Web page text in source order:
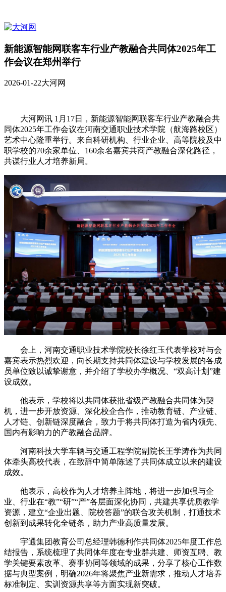
新能源智能网联客车行业产教融合共同体2025年工
作会议在郑州举行
2026-01-22大河网
大河网讯 1月17日，新能源智能网联客车行业产教融合共
同体2025年工作会议在河南交通职业技术学院（航海路校区）
艺术中心隆重举行。来自科研机构、行业企业、高等院校及中
职学校的70余家单位、160余名嘉宾共商产教融合深化路径，
共谋行业人才培养新局。
会上，河南交通职业技术学院校长徐红玉代表学校对与会
嘉宾表示热烈欢迎，向长期支持共同体建设与学校发展的各成
员单位致以诚挚谢意，并介绍了学校办学概况、“双高计划”建
设成效。
他表示，学校将以共同体获批省级产教融合共同体为契
机，进一步开放资源、深化校企合作，推动教育链、产业链、
人才链、创新链深度融合，致力于将共同体打造为省内领先、
国内有影响力的产教融合品牌。
河南科技大学车辆与交通工程学院副院长王学涛作为共同
体牵头高校代表，在致辞中简单陈述了共同体成立以来的建设
成效。
他表示，高校作为人才培养主阵地，将进一步加强与企
业、行业在“教”“研”“产”各层面深化协同，共建共享优质教学
资源，建立“企业出题、院校答题”的联合攻关机制，打通技术
创新到成果转化全链条，助力产业高质量发展。
宇通集团教育公司总经理韩德利作共同体2025年度工作总
结报告，系统梳理了共同体年度在专业群共建、师资互聘、教
学关键要素改革、赛事协同等领域的成果，分享了核心工作数
据与典型案例，明确2026年将聚焦产业新需求，推动人才培养
标准制定、实训资源共享等方面实现新突破。